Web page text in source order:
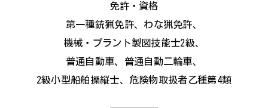
免許・資格
第一種銃猟免許、わな猟免許、
機械・プラント製図技能士2級、
普通自動車、普通自動二輪車、
2級小型船舶操縦士、危険物取扱者乙種第4類